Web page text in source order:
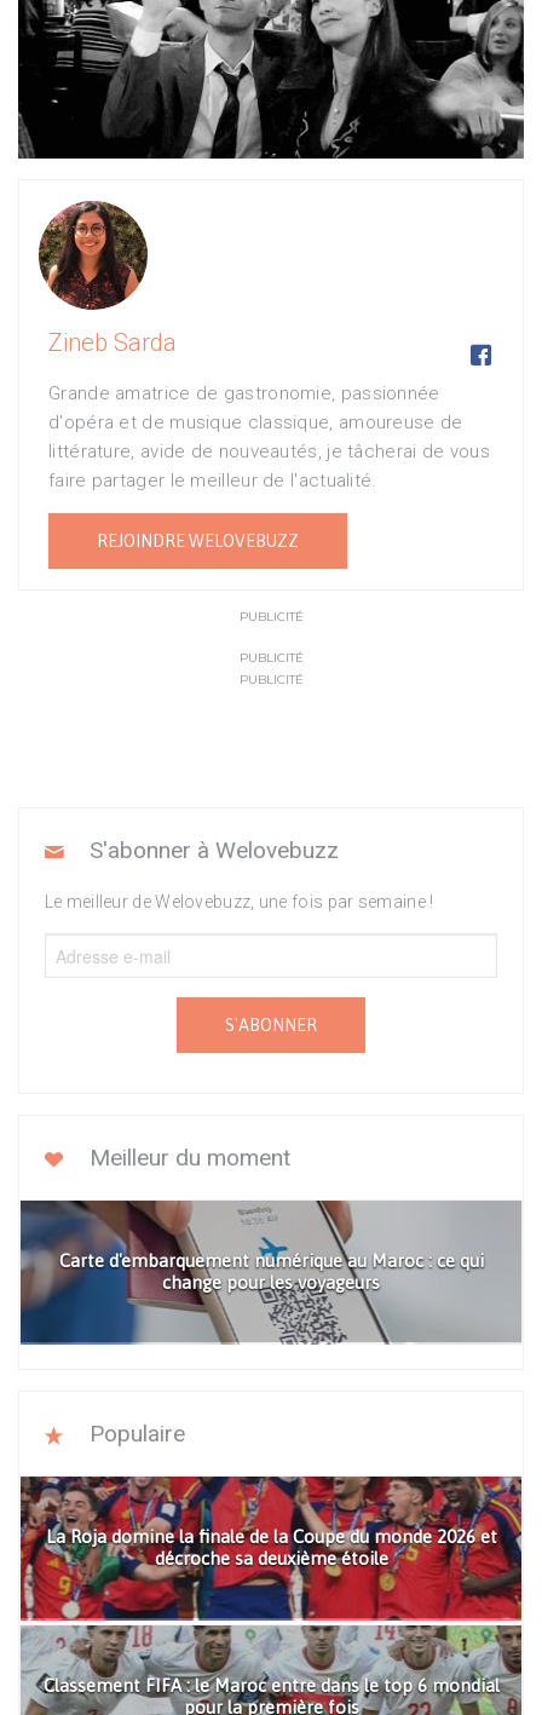
Zineb Sarda 
Grande amatrice de gastronomie, passionnée
d'opéra et de musique classique, amoureuse de
littérature, avide de nouveautés, je tâcherai de vous
faire partager le meilleur de l'actualité.
REJOINDRE WELOVEBUZZ
PUBLICITÉ
PUBLICITÉ
PUBLICITÉ
S'abonner à Welovebuzz
Le meilleur de Welovebuzz, une fois par semaine !
S'ABONNER
Meilleur du moment
Carte d'embarquement numérique au Maroc : ce qui
change pour les voyageurs
Populaire
La Roja domine la finale de la Coupe du monde 2026 et
décroche sa deuxième étoile
Classement FIFA : le Maroc entre dans le top 6 mondial
pour la première fois